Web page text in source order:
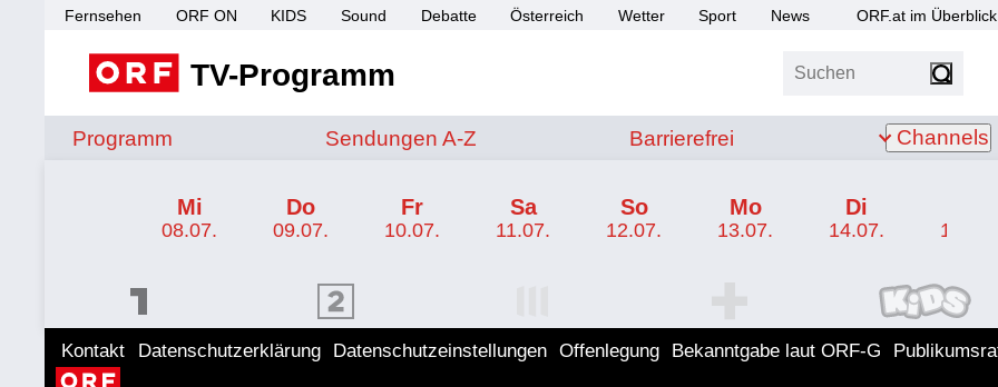
Fernsehen ORF ON KIDS Sound Debatte Österreich Wetter Sport News ORF.at im Überblick
TV-Programm Suchen
Programm Sendungen von A bis Z
Sendungen A-Z Barrierefrei
Barrierefrei Channels
Mi
08.07.
Do
09.07.
Fr
10.07.
Sa
11.07.
So
12.07.
Mo
13.07.
Di
14.07. 15.07.
ORF 2 Programm ORF KIDS Programm
Kontakt Datenschutzerklärung Datenschutzeinstellungen Offenlegung Bekanntgabe laut ORF-G